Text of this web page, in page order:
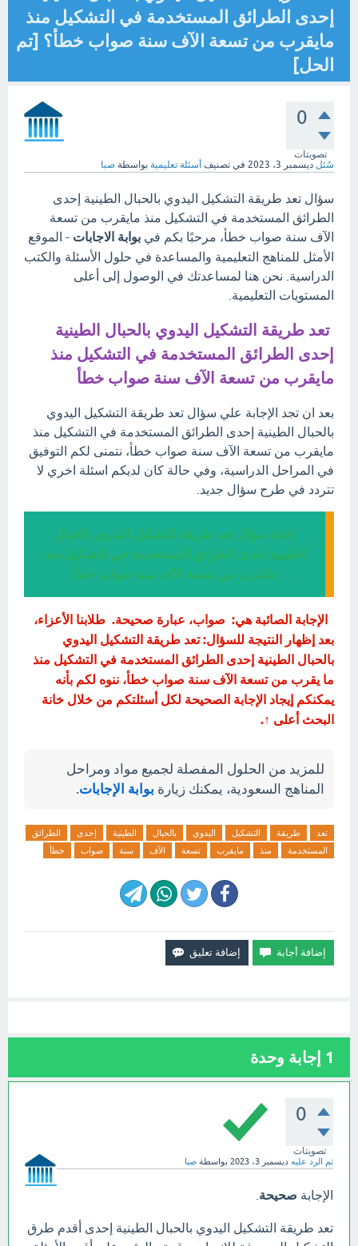
إحدى الطرائق المستخدمة في التشكيل منذ
مايقرب من تسعة الآف سنة صواب خطأ؟ [تم
الحل]
0
تصويتات
سُئل ديسمبر 3، 2023 في تصنيف أسئلة تعليمية بواسطة صبا
سؤال تعد طريقة التشكيل اليدوي بالحبال الطينية إحدى
الطرائق المستخدمة في التشكيل منذ مايقرب من تسعة
الآف سنة صواب خطأ، مرحبًا بكم في بوابة الاجابات - الموقع
الأمثل للمناهج التعليمية والمساعدة في حلول الأسئلة والكتب
الدراسية. نحن هنا لمساعدتك في الوصول إلى أعلى
المستويات التعليمية.
تعد طريقة التشكيل اليدوي بالحبال الطينية
إحدى الطرائق المستخدمة في التشكيل منذ
مايقرب من تسعة الآف سنة صواب خطأ
بعد ان تجد الإجابة علي سؤال تعد طريقة التشكيل اليدوي
بالحبال الطينية إحدى الطرائق المستخدمة في التشكيل منذ
مايقرب من تسعة الآف سنة صواب خطأ، نتمنى لكم التوفيق
في المراحل الدراسية، وفي حالة كان لديكم اسئلة اخري لا
تتردد في طرح سؤال جديد.
إجابة سؤال تعد طريقة التشكيل اليدوي بالحبال
الطينية إحدى الطرائق المستخدمة في التشكيل منذ
مايقرب من تسعة الآف سنة صواب خطأ
الإجابة الصائبة هي: صواب، عبارة صحيحة. طلابنا الأعزاء،
بعد إظهار النتيجة للسؤال: تعد طريقة التشكيل اليدوي
بالحبال الطينية إحدى الطرائق المستخدمة في التشكيل منذ
ما يقرب من تسعة الآف سنة صواب خطأ، ننوه لكم بأنه
يمكنكم إيجاد الإجابة الصحيحة لكل أسئلتكم من خلال خانة
البحث أعلى ↑.
للمزيد من الحلول المفصلة لجميع مواد ومراحل
المناهج السعودية، يمكنك زيارة بوابة الإجابات.
تعد طريقة التشكيل اليدوي بالحبال الطينية إحدى
الطرائق
المستخدمة
منذ مايقرب تسعة الآف سنة صواب خطأ
1 إجابة وحدة
0
تصويتات
تم الرد عليه ديسمبر 3، 2023 بواسطة صبا
الإجابة صحيحة
تعد طريقة التشكيل اليدوي بالحبال الطينية إحدى أقدم طرق